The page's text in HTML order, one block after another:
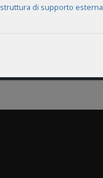
struttura di supporto esterna